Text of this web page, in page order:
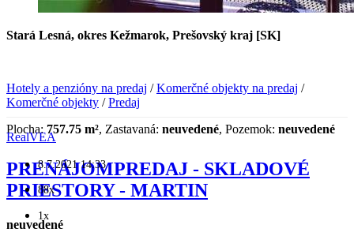
Stará Lesná, okres Kežmarok, Prešovský kraj [SK]
Hotely a penzióny na predaj /Komerčné objekty na predaj /
Komerčné objekty /Predaj
Plocha: 757.75 m², Zastavaná: neuvedené, Pozemok: neuvedené
RealVEA
8.7.2021 14:33
88x
1x
PRENÁJOMPREDAJ - SKLADOVÉ
PRIESTORY - MARTIN
neuvedené